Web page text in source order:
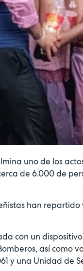
uno de los
de 6.000 de
han repartido
con un
así como
y una Unidad de